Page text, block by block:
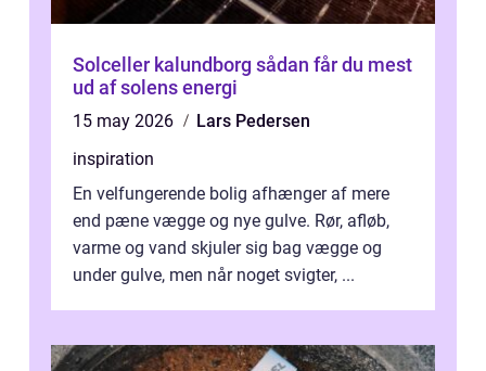
Solceller kalundborg sådan får du mest
ud af solens energi
15 may 2026
Lars Pedersen
inspiration
En velfungerende bolig afhænger af mere
end pæne vægge og nye gulve. Rør, afløb,
varme og vand skjuler sig bag vægge og
under gulve, men når noget svigter, ...